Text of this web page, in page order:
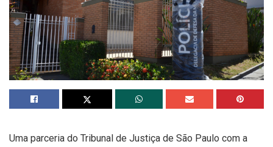
Uma parceria do Tribunal de Justiça de São Paulo com a